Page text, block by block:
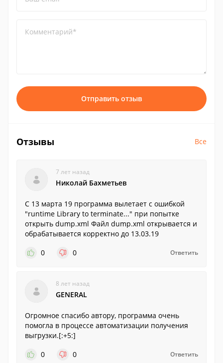
Комментарий*
Отправить отзыв
Отзывы Все
7 лет назад
Николай Бахметьев
C 13 марта 19 программа вылетает с ошибкой
"runtime Library to terminate..." при попытке
открыть dump.xml Файл dump.xml открывается и
обрабатывается корректно до 13.03.19
0
0 Ответить
8 лет назад
GENERAL
Огромное спасибо автору, программа очень
помогла в процессе автоматизации получения
выгрузки.[:+5:]
0
0 Ответить